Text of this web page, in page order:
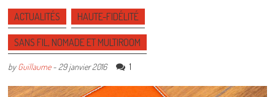
ACTUALITÉS HAUTE-FIDÉLITÉ
SANS FIL, NOMADE ET MULTIROOM
byGuillaume- 29 janvier 2016 1